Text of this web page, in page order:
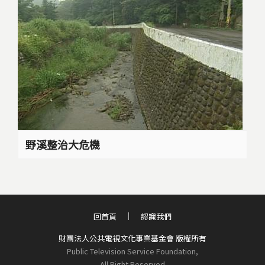
野溪整治大危機
財團法人公共電視文化事業基金會 版權所有
Public Television Service Foundation,
回首頁 認識我們